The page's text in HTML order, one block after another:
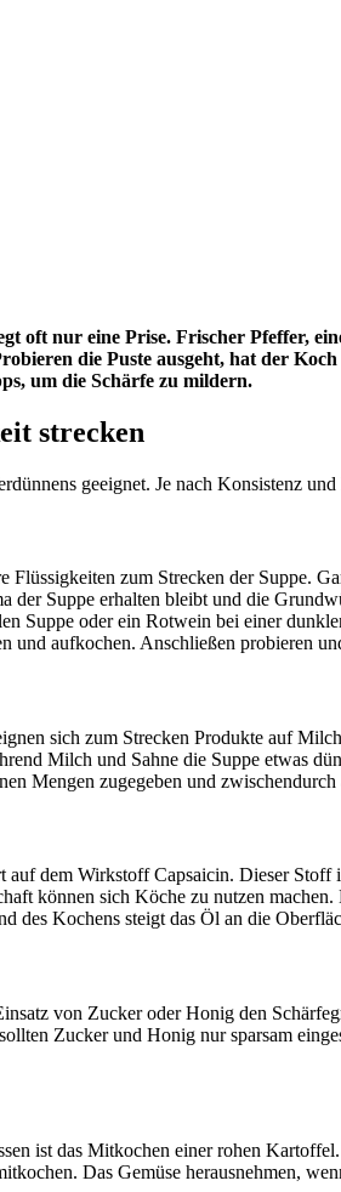
oft nur eine Prise. Frischer Pfeffer,
die Puste ausgeht, hat der
um die Schärfe zu mildern.
strecken
geeignet. Je nach Konsistenz
Flüssigkeiten zum Strecken der Suppe.
der Suppe erhalten bleibt und die
Suppe oder ein Rotwein bei einer
und aufkochen. Anschließen probieren
sich zum Strecken Produkte auf
Milch und Sahne die Suppe etwas
Mengen zugegeben und
dem Wirkstoff Capsaicin. Dieser
können sich Köche zu nutzen
des Kochens steigt das Öl an die
von Zucker oder Honig den
Zucker und Honig nur sparsam
ist das Mitkochen einer rohen
Das Gemüse herausnehmen,